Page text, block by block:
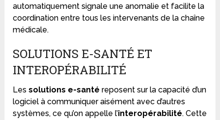
automatiquement signale une anomalie et facilite la
coordination entre tous les intervenants de la chaîne
médicale.
SOLUTIONS E-SANTÉ ET
INTEROPÉRABILITÉ
Lessolutions e-santé reposent sur la capacité d’un
logiciel à communiquer aisément avec d’autres
systèmes, ce qu’on appelle l’interopérabilité. Cette